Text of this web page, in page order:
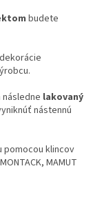
budete
následne lakovaný
nástennú
pomocou klincov
MAMUT